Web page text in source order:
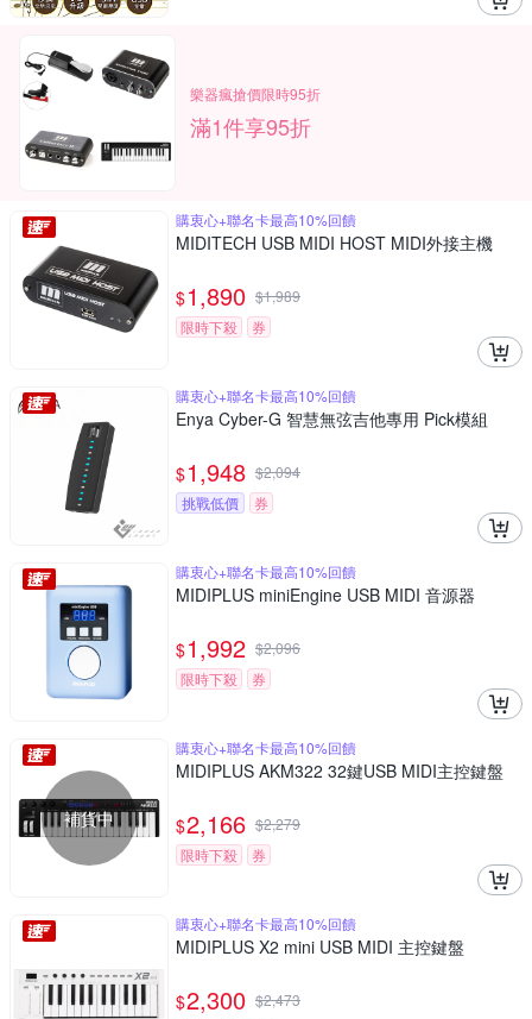
樂器瘋搶價限時95折
滿1件享95折
購衷心+聯名卡最高10%回饋
MIDITECH USB MIDI HOST MIDI外接主機
$1,890 $1,989
限時下殺
券
購衷心+聯名卡最高10%回饋
Enya Cyber-G 智慧無弦吉他專用 Pick模組
$1,948 $2,094
挑戰低價
券
購衷心+聯名卡最高10%回饋
MIDIPLUS miniEngine USB MIDI 音源器
$1,992 $2,096
限時下殺
券
補貨中
購衷心+聯名卡最高10%回饋
MIDIPLUS AKM322 32鍵USB MIDI主控鍵盤
$2,166 $2,279
限時下殺
券
購衷心+聯名卡最高10%回饋
MIDIPLUS X2 mini USB MIDI 主控鍵盤
$2,300 $2,473